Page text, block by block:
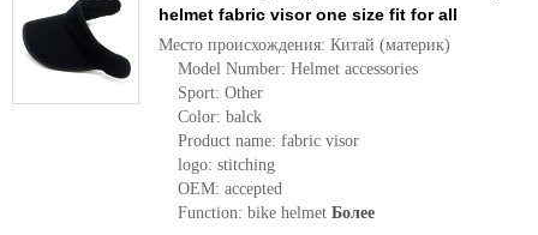
helmet fabric visor one size fit for all
Место происхождения: Китай (материк)
Model Number: Helmet accessories
Sport: Other
Color: balck
Product name: fabric visor
logo: stitching
OEM: accepted
Function: bike helmet Более